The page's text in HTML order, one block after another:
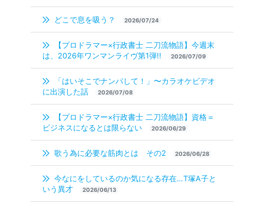
どこで息を吸う？ 2026/07/24
【プロドラマー×行政書士 二刀流物語】今週末
は、2026年ワンマンライヴ第1弾!!
2026/07/09
「はいそこでナンパして！」〜カラオケビデオ
に出演した話
2026/07/08
【プロドラマー×行政書士 二刀流物語】資格＝
ビジネスになるとは限らない
2026/06/29
歌う為に必要な筋肉とは その2 2026/06/28
今なにをしているのか気になる存在…T塚A子と
いう異才
2026/06/13